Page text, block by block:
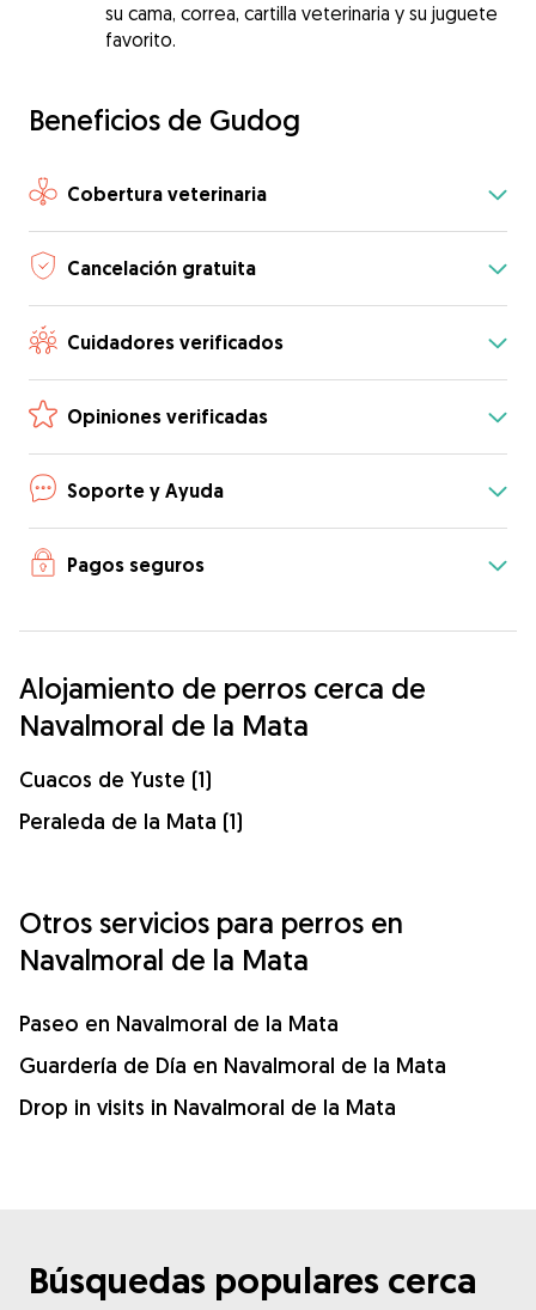
su cama, correa, cartilla veterinaria y su juguete
favorito.
Beneficios de Gudog
Cobertura veterinaria
Cancelación gratuita
Cuidadores verificados
Opiniones verificadas
Soporte y Ayuda
Pagos seguros
Alojamiento de perros cerca de
Navalmoral de la Mata
Cuacos de Yuste (1)
Peraleda de la Mata (1)
Otros servicios para perros en
Navalmoral de la Mata
Paseo en Navalmoral de la Mata
Guardería de Día en Navalmoral de la Mata
Drop in visits in Navalmoral de la Mata
Búsquedas populares cerca